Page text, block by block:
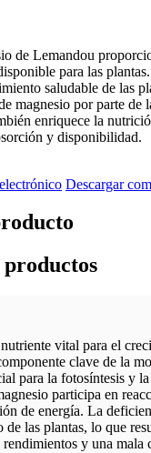
de Lemandou
para las
saludable de las
magnesio por parte de
enriquece la
y disponibilidad.
Descargar
vital para el
clave de la
para la fotosíntesis y
participa en
de energía. La
de las plantas, lo que
y una mala